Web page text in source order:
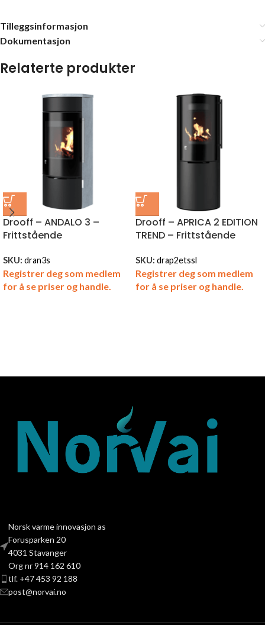
Tilleggsinformasjon
Dokumentasjon
Relaterte produkter
Drooff – ANDALO 3 –
Frittstående
SKU: dran3s
Registrer deg som medlem
for å se priser og handle.
Drooff – APRICA 2 EDITION
TREND – Frittstående
SKU: drap2etssl
Registrer deg som medlem
for å se priser og handle.
Norsk varme innovasjon as
Forusparken 20
4031 Stavanger
Org nr 914 162 610
tlf. +47 453 92 188
post@norvai.no